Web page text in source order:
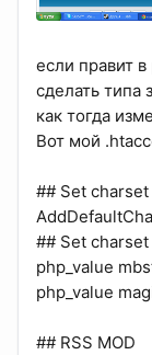
если правит
сделать типа
как тогда
Вот мой
## Set
## Set
php_value
php_value
## RSS MOD